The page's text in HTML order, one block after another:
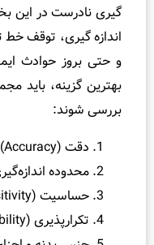
نادرست در این بخش می‌
گیری، توقف خط تولید،
بروز حوادث ایمنی شود.
گزینه، باید مجموعه‌ ای
شوند:
محدوده اندازه‌گیری (Measuring Range)
حساسیت (Sensitivity)
تکرارپذیری (Repeatability)